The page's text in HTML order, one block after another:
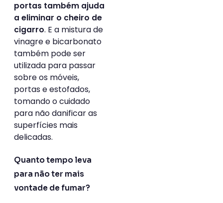
portas também ajuda
a eliminar o cheiro de
cigarro. E a mistura de
vinagre e bicarbonato
também pode ser
utilizada para passar
sobre os móveis,
portas e estofados,
tomando o cuidado
para não danificar as
superfícies mais
delicadas.
Quanto tempo leva
para não ter mais
vontade de fumar?